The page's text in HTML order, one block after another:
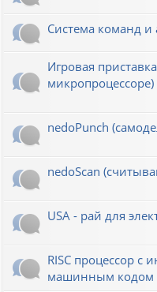
Система команд и
Игровая
микропроцессоре)
nedoPunch
nedoScan
USA - рай для
RISC процессор с
машинным кодом